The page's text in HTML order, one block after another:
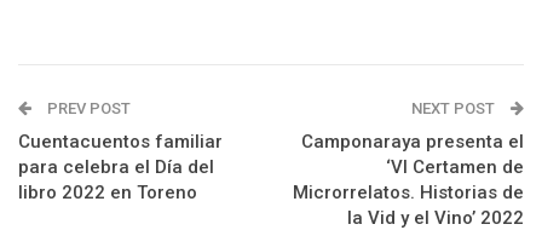
PREV POST
Cuentacuentos familiar
para celebra el Día del
libro 2022 en Toreno
NEXT POST
Camponaraya presenta el
‘VI Certamen de
Microrrelatos. Historias de
la Vid y el Vino’ 2022